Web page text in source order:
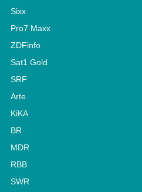
Sixx
Pro7 Maxx
ZDFinfo
Sat1 Gold
SRF
Arte
KiKA
BR
MDR
RBB
SWR